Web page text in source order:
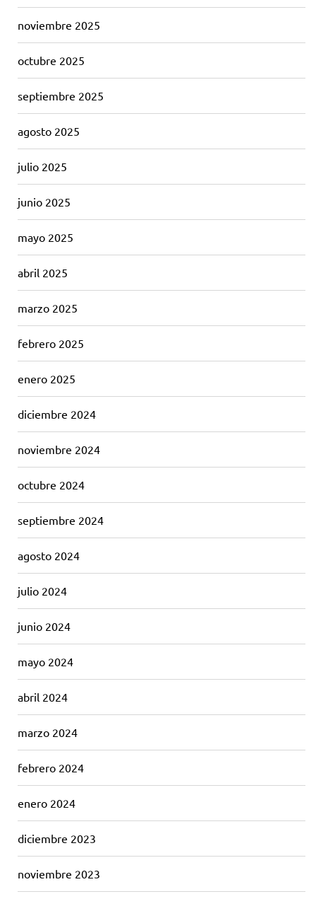
noviembre 2025
octubre 2025
septiembre 2025
agosto 2025
julio 2025
junio 2025
mayo 2025
abril 2025
marzo 2025
febrero 2025
enero 2025
diciembre 2024
noviembre 2024
octubre 2024
septiembre 2024
agosto 2024
julio 2024
junio 2024
mayo 2024
abril 2024
marzo 2024
febrero 2024
enero 2024
diciembre 2023
noviembre 2023